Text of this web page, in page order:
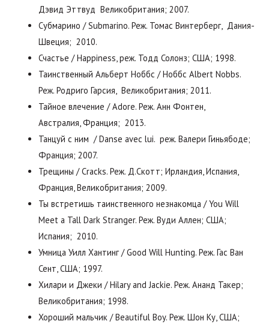
Дэвид Эттвуд Великобритания; 2007.
Субмарино / Submarino. Реж. Томас Винтерберг, Дания-
Швеция; 2010.
Счастье / Happiness, реж. Тодд Солонз; США; 1998.
Таинственный Альберт Ноббс / Ноббс Albert Nobbs.
Реж. Родриго Гарсия, Великобритания; 2011.
Тайное влечение / Adore. Реж. Анн Фонтен,
Австралия, Франция; 2013.
Танцуй с ним / Danse avec lui. реж. Валери Гиньябоде;
Франция; 2007.
Трещины / Cracks. Реж. Д.Скотт; Ирландия, Испания,
Франция, Великобритания; 2009.
Ты встретишь таинственного незнакомца / You Will
Meet a Tall Dark Stranger. Реж. Вуди Аллен; США;
Испания; 2010.
Умница Уилл Хантинг / Good Will Hunting. Реж. Гас Ван
Сент, США; 1997.
Хилари и Джеки / Hilary and Jackie. Реж. Ананд Такер;
Великобритания; 1998.
Хороший мальчик / Beautiful Boy. Реж. Шон Ку, США;